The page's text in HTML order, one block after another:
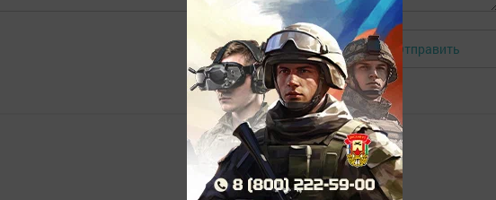
Авторизоваться Отправить